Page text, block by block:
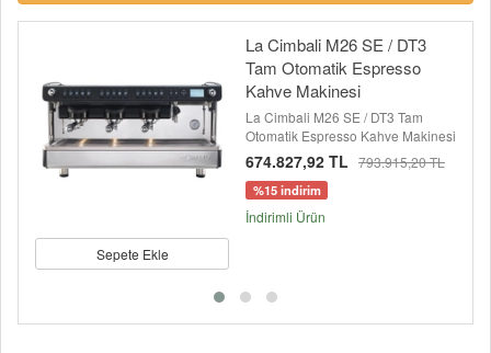
Sepete Ekle
La Cimbali M26 SE / DT3
Tam Otomatik Espresso
Kahve Makinesi
La Cimbali M26 SE / DT3 Tam
Otomatik Espresso Kahve Makinesi
674.827,92 TL 793.915,20 TL
%15 indirim
İndirimli Ürün